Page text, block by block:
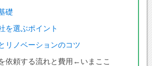
礎
を選ぶポイント
リノベーションのコツ
依頼する流れと費用←いまここ